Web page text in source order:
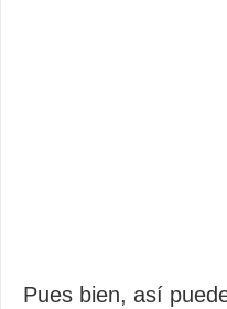
Pues bien, así